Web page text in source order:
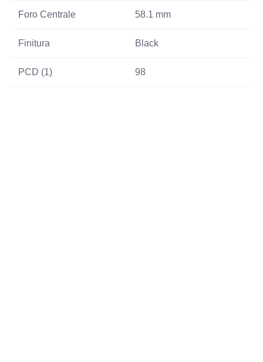
Foro Centrale 58.1 mm
Finitura Black
PCD (1) 98